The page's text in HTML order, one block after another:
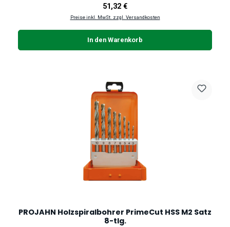
Regulärer Preis:
51,32 €
Preise inkl. MwSt. zzgl. Versandkosten
In den Warenkorb
PROJAHN Holzspiralbohrer PrimeCut HSS M2 Satz
8-tlg.